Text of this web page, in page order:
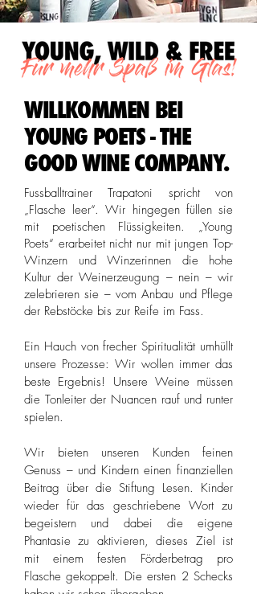
WILLKOMMEN BEI
YOUNG POETS - THE
GOOD WINE COMPANY.
Fussballtrainer Trapatoni spricht von
„Flasche leer“. Wir hingegen füllen sie
mit poetischen Flüssigkeiten. „Young
Poets“ erarbeitet nicht nur mit jungen Top-
Winzern und Winzerinnen die hohe
Kultur der Weinerzeugung – nein – wir
zelebrieren sie – vom Anbau und Pflege
der Rebstöcke bis zur Reife im Fass.
Ein Hauch von frecher Spiritualität umhüllt
unsere Prozesse: Wir wollen immer das
beste Ergebnis! Unsere Weine müssen
die Tonleiter der Nuancen rauf und runter
spielen.
Wir bieten unseren Kunden feinen
Genuss – und Kindern einen finanziellen
Beitrag über die Stiftung Lesen. Kinder
wieder für das geschriebene Wort zu
begeistern und dabei die eigene
Phantasie zu aktivieren, dieses Ziel ist
mit einem festen Förderbetrag pro
Flasche gekoppelt. Die ersten 2 Schecks